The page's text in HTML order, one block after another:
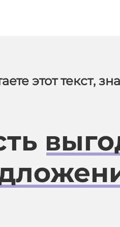
этот текст,